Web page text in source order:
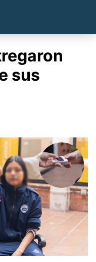
sus